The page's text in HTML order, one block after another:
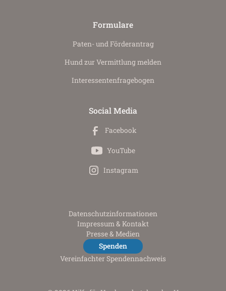
Formulare
Paten- und Förderantrag
Hund zur Vermittlung melden
Interessenten­fragebogen
Social Media
Facebook
YouTube
Instagram
Datenschutz­informationen
Impressum & Kontakt
Presse & Medien
Spenden
Vereinfachter Spendennachweis